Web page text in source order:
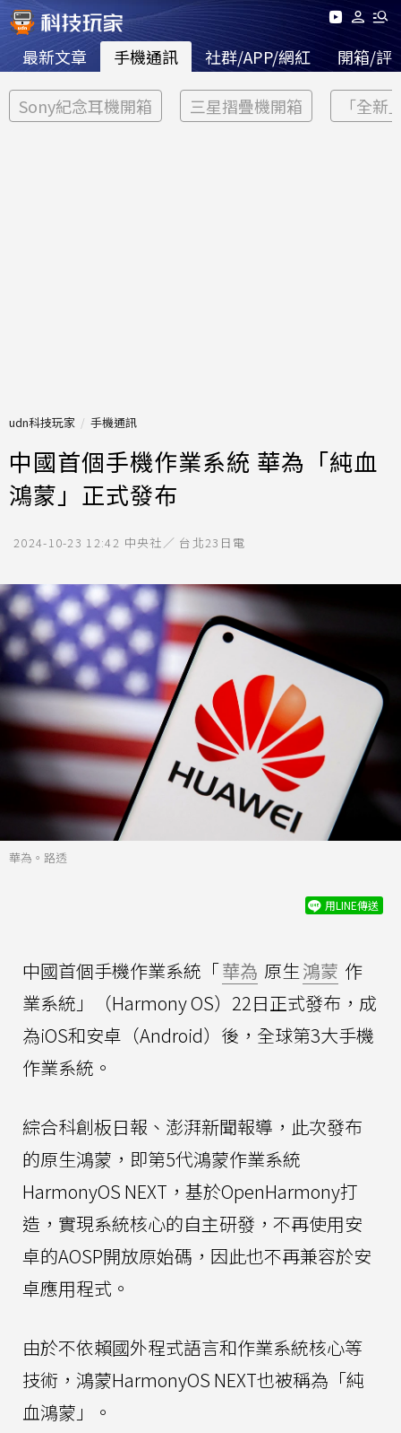
最新文章 手機通訊 社群/APP/網紅 開箱/評
Sony紀念耳機開箱 三星摺疊機開箱 「全新
udn科技玩家 手機通訊
中國首個手機作業系統 華為「純血
鴻蒙」正式發布
2024-10-23 12:42 中央社／ 台北23日電
華為。路透
用LINE傳送
中國首個手機作業系統「華為 原生鴻蒙 作
業系統」（Harmony OS）22日正式發布，成
為iOS和安卓（Android）後，全球第3大手機
作業系統。
綜合科創板日報、澎湃新聞報導，此次發布
的原生鴻蒙，即第5代鴻蒙作業系統
HarmonyOS NEXT，基於OpenHarmony打
造，實現系統核心的自主研發，不再使用安
卓的AOSP開放原始碼，因此也不再兼容於安
卓應用程式。
由於不依賴國外程式語言和作業系統核心等
技術，鴻蒙HarmonyOS NEXT也被稱為「純
血鴻蒙」。